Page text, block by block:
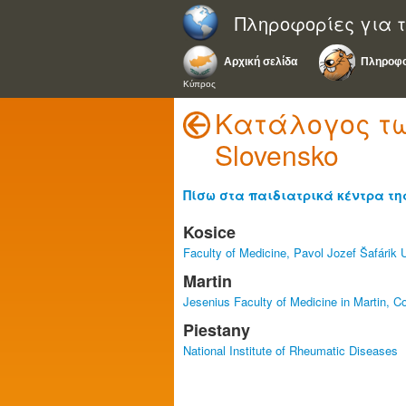
Πληροφορίες για
Αρχική σελίδα
Κύπρος
Κατάλογος
Slovensko
Πίσω στα παιδιατρικά κέντρα
Kosice
Faculty of Medicine, Pavol Jozef Šafárik
Martin
Jesenius Faculty of Medicine in Martin,
Piestany
National Institute of Rheumatic Diseases